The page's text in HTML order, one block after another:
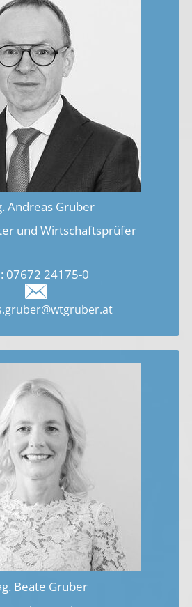
Andreas Gruber
und Wirtschaftsprüfer
07672 24175-0
Beate Gruber